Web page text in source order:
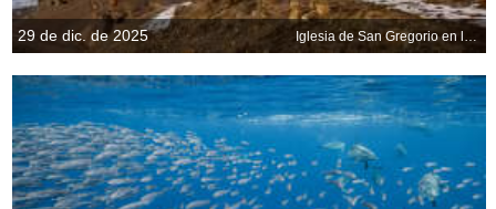
29 de dic. de 2025